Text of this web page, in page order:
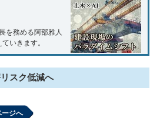
を務める阿部雅人
いきます。
スク低減へ
ージへ